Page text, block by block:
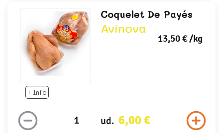
+ Info
Coquelet De Payés
Avinova
13,50 €/kg
ud. 6,00 €